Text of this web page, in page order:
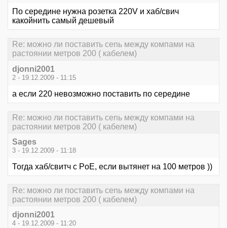
По середине нужна розетка 220V и хаб/свич
какойнить самый дешевый
Re: можно ли поставить сеnь между компами на
растоянии метров 200 ( кабелем)
djonni2001
2 - 19.12.2009 - 11:15
а если 220 невозможно поставить по середине
Re: можно ли поставить сеnь между компами на
растоянии метров 200 ( кабелем)
Sages
3 - 19.12.2009 - 11:18
Тогда хаб/свитч с PoE, если вытянет на 100 метров ))
Re: можно ли поставить сеnь между компами на
растоянии метров 200 ( кабелем)
djonni2001
4 - 19.12.2009 - 11:20